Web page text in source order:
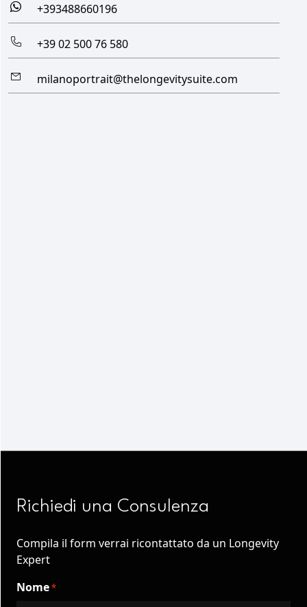
+393488660196
+39 02 500 76 580
milanoportrait@thelongevitysuite.com
Richiedi una Consulenza
Compila il form verrai ricontattato da un Longevity
Expert
Nome*